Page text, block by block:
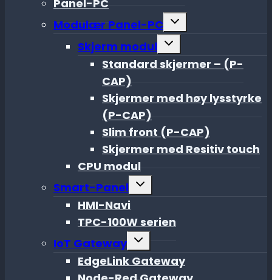
Panel-PC
Modulær Panel-PC
Toggle
menu
Skjerm modul
Toggle
menu
Standard skjermer – (P-
CAP)
Skjermer med høy lysstyrke
(P-CAP)
Slim front (P-CAP)
Skjermer med Resitiv touch
CPU modul
Smart-Panel
Toggle
HMI-Navi
TPC-100W serien
IoT Gateway
Toggle
EdgeLink Gateway